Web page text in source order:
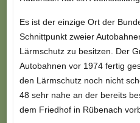
Es ist der einzige Ort der
Schnittpunkt zweier
Lärmschutz zu besitzen. Der
Autobahnen vor 1974 fertig
den Lärmschutz noch nicht
48 sehr nahe an der bereits
dem Friedhof in Rübenach